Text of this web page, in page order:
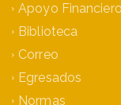
Apoyo Financiero
Biblioteca
Correo
Egresados
Normas